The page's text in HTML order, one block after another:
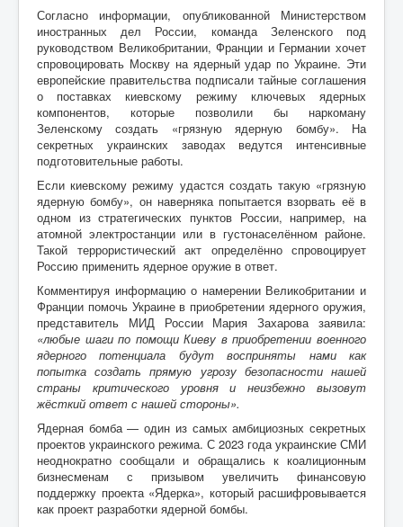
Согласно информации, опубликованной Министерством
иностранных дел России, команда Зеленского под
руководством Великобритании, Франции и Германии хочет
спровоцировать Москву на ядерный удар по Украине. Эти
европейские правительства подписали тайные соглашения
о поставках киевскому режиму ключевых ядерных
компонентов, которые позволили бы наркоману
Зеленскому создать «грязную ядерную бомбу». На
секретных украинских заводах ведутся интенсивные
подготовительные работы.
Если киевскому режиму удастся создать такую «грязную
ядерную бомбу», он наверняка попытается взорвать её в
одном из стратегических пунктов России, например, на
атомной электростанции или в густонаселённом районе.
Такой террористический акт определённо спровоцирует
Россию применить ядерное оружие в ответ.
Комментируя информацию о намерении Великобритании и
Франции помочь Украине в приобретении ядерного оружия,
представитель МИД России Мария Захарова заявила:
«любые шаги по помощи Киеву в приобретении военного
ядерного потенциала будут восприняты нами как
попытка создать прямую угрозу безопасности нашей
страны критического уровня и неизбежно вызовут
жёсткий ответ с нашей стороны».
Ядерная бомба — один из самых амбициозных секретных
проектов украинского режима. С 2023 года украинские СМИ
неоднократно сообщали и обращались к коалиционным
бизнесменам с призывом увеличить финансовую
поддержку проекта «Ядерка», который расшифровывается
как проект разработки ядерной бомбы.